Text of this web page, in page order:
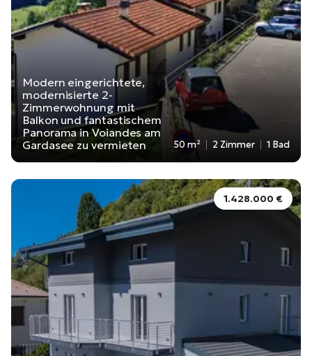
Modern eingerichtete,
modernisierte 2-
Zimmerwohnung mit
Balkon und fantastischem
Panorama in Voiandes am
Gardasee zu vermieten
50 m² 2 Zimmer 1 Bad
1.428.000 €